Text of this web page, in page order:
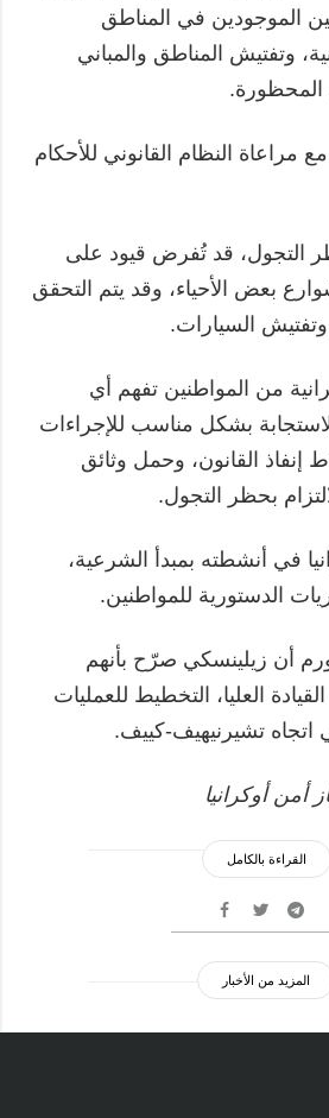
الموجودين في المناطق
وتفتيش المناطق والمباني
المحظورة.
مع مراعاة النظام القانوني للأحكام
التجول، قد تُفرض قيود على
بعض الأحياء، وقد يتم التحقق
السيارات.
من المواطنين تفهم أي
بشكل مناسب للإجراءات
إنفاذ القانون، وحمل وثائق
بحظر التجول.
في أنشطته بمبدأ الشرعية،
الدستورية للمواطنين.
أن زيلينسكي صرّح بأنهم
العليا، التخطيط للعمليات
اتجاه تشيرنيهيف-كييف.
أمن أوكرانيا
القراءة بالكامل
المزيد من الأخبار